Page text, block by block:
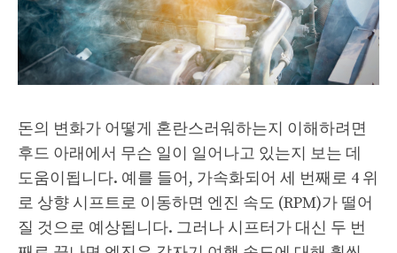
돈의 변화가 어떻게 혼란스러워하는지 이해하려면
후드 아래에서 무슨 일이 일어나고 있는지 보는 데
도움이됩니다. 예를 들어, 가속화되어 세 번째로 4 위
로 상향 시프트로 이동하면 엔진 속도 (RPM)가 떨어
질 것으로 예상됩니다. 그러나 시프터가 대신 두 번